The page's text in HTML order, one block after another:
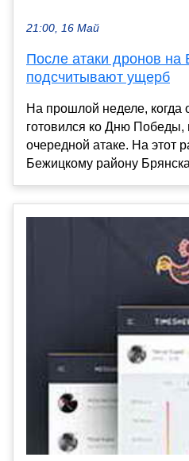
21:00, 16 Май
После атаки дронов на
подсчитывают ущерб
На прошлой неделе, когда
готовился ко Дню Победы,
очередной атаке. На этот
Бежицкому району